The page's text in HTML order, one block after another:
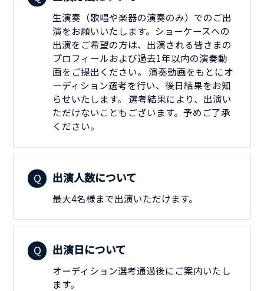
生演奏（歌唱や楽器の演奏のみ）でのご出
演をお願いいたします。ショーケースへの
出演をご希望の方は、出演される皆さまの
プロフィールおよび過去1年以内の演奏動
画をご提出ください。 演奏動画をもとにオ
ーディション選考を行い、後日結果をお知
らせいたします。 選考結果により、出演い
ただけないこともございます。予めご了承
ください。
出演人数について
最大4名様まで出演いただけます。
出演日について
オーディション選考通過後にご案内いたし
ます。